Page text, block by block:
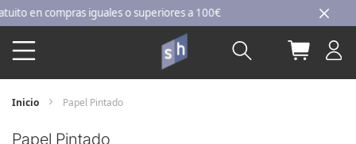
Ir
al
contenido
en compras iguales o superiores a 100€
Buscar Mi
Inicio Papel Pintado
Papel Pintado